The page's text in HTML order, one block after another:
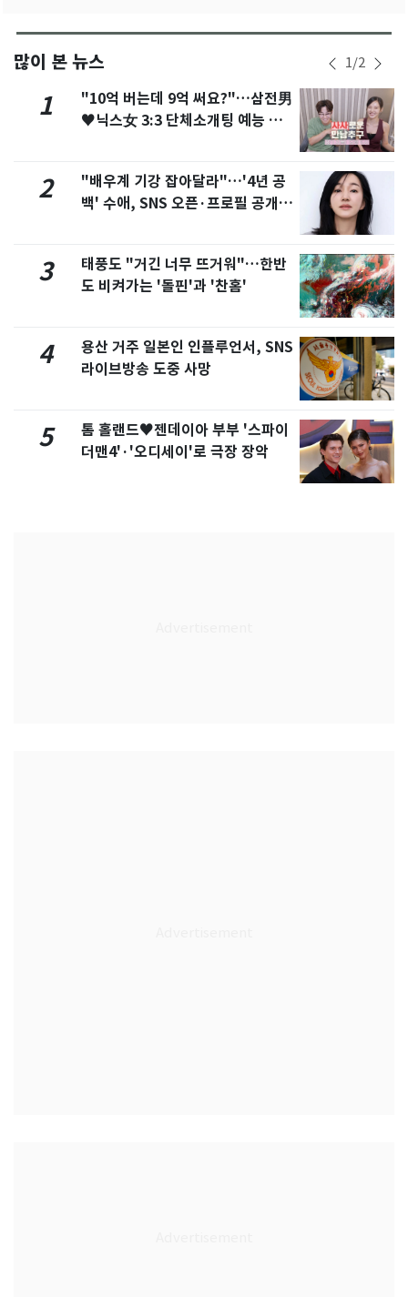
많이 본 뉴스 1/2
1
"10억 버는데 9억 써요?"…삼전男
♥닉스女 3:3 단체소개팅 예능 화
2
"배우계 기강 잡아달라"…'4년 공
백' 수애, SNS 오픈·프로필 공개
3
태풍도 "거긴 너무 뜨거워"…한반
도 비켜가는 '돌핀'과 '찬홈'
4
용산 거주 일본인 인플루언서, SNS
라이브방송 도중 사망
5
톰 홀랜드♥젠데이아 부부 '스파이
더맨4'·'오디세이'로 극장 장악